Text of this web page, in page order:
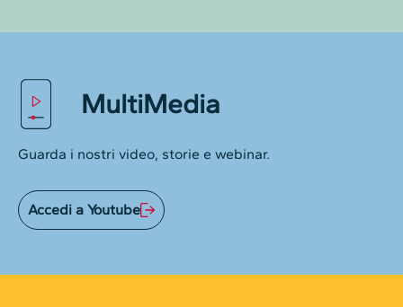
MultiMedia
Guarda i nostri video, storie e webinar.
Accedi a Youtube